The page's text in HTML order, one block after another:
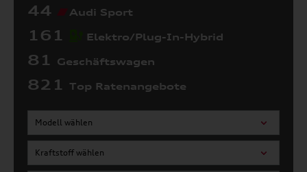
44 Audi Sport
161 Elektro/Plug-In-Hybrid
81 Geschäftswagen
821 Top Ratenangebote
Modell wählen
Kraftstoff wählen